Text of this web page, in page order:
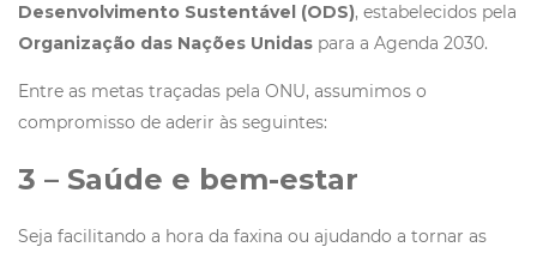
Desenvolvimento Sustentável (ODS), estabelecidos pela
Organização das Nações Unidas para a Agenda 2030.
Entre as metas traçadas pela ONU, assumimos o
compromisso de aderir às seguintes:
3 – Saúde e bem-estar
Seja facilitando a hora da faxina ou ajudando a tornar as